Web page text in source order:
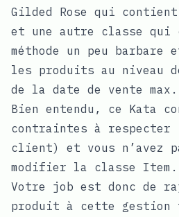
Gilded Rose qui
et une autre classe qui
méthode un peu barbare
les produits au niveau
de la date de vente max.
Bien entendu, ce Kata
contraintes à respecter
client) et vous n’avez
modifier la classe Item.
Votre job est donc de
produit à cette gestion